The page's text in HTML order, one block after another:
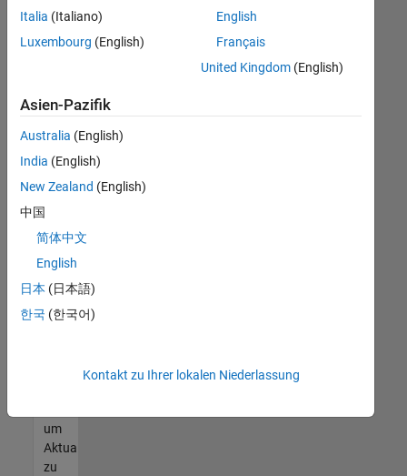
alle
Stellenangebote
anzeigen .
noch
keine
offenen
Stellen
können,
die
Ihren
entsprechen,
werden
unseres
um
Aktualisierungen
zu
Italia (Italiano)
Luxembourg (English)
English
Français
United Kingdom(English)
Asien-Pazifik
Australia (English)
India (English)
New Zealand (English)
中国
简体中文
English
日本 (日本語)
한국 (한국어)
Kontakt zu Ihrer lokalen Niederlassung